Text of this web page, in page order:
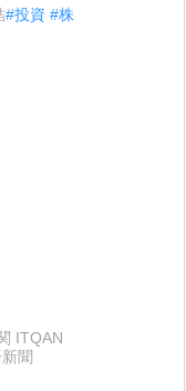
#投資 #株
ITQAN
聞